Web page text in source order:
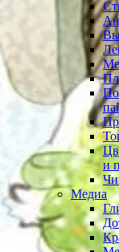
и
Медиа